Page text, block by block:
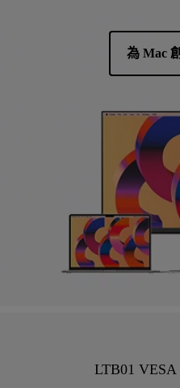
為 Mac
LTB01